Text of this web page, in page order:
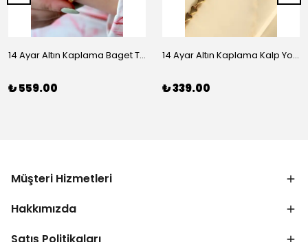
14 Ayar Altın Kaplama Baget Taşlı Vip Bileklik
₺ 559.00
14 Ayar Altın Kaplama Kalp Yolu Bileklik
₺ 339.00
Müşteri Hizmetleri
Hakkımızda